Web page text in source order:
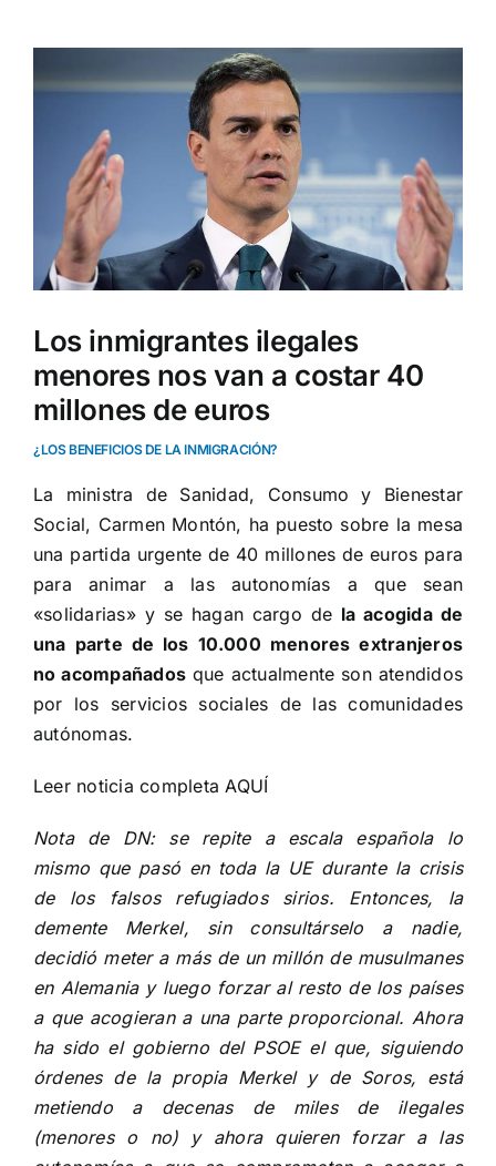
imagen
grande
Los inmigrantes ilegales
menores nos van a costar 40
millones de euros
¿LOS BENEFICIOS DE LA INMIGRACIÓN?
La ministra de Sanidad, Consumo y Bienestar
Social, Carmen Montón, ha puesto sobre la mesa
una partida urgente de 40 millones de euros para
para animar a las autonomías a que sean
«solidarias» y se hagan cargo de la acogida de
una parte de los 10.000 menores extranjeros
no acompañados que actualmente son atendidos
por los servicios sociales de las comunidades
autónomas.
Leer noticia completaAQUÍ
Nota de DN: se repite a escala española lo
mismo que pasó en toda la UE durante la crisis
de los falsos refugiados sirios. Entonces, la
demente Merkel, sin consultárselo a nadie,
decidió meter a más de un millón de musulmanes
en Alemania y luego forzar al resto de los países
a que acogieran a una parte proporcional. Ahora
ha sido el gobierno del PSOE el que, siguiendo
órdenes de la propia Merkel y de Soros, está
metiendo a decenas de miles de ilegales
(menores o no) y ahora quieren forzar a las